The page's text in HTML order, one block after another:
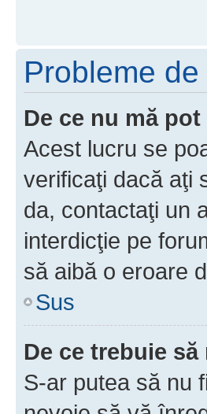
Probleme
De ce nu mă
Acest lucru se
verificaţi dacă aţi
da, contactaţi un
interdicţie pe
să aibă o eroare
Sus
De ce trebuie
S-ar putea să nu